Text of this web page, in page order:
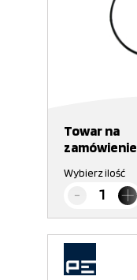
Towar na
zamówienie
Wybierz ilość